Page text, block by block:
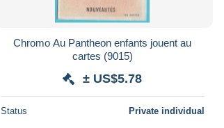
Chromo Au Pantheon enfants jouent au
cartes (9015)
± US$5.78
Status Private individual